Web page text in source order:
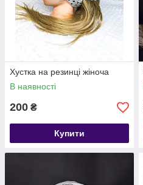
Хустка на резинці жіноча
В наявності
200 ₴
Купити